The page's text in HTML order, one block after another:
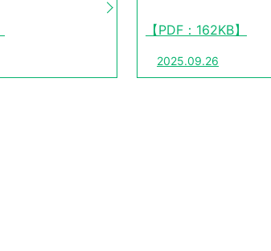
【PDF：162KB】
2025.09.26